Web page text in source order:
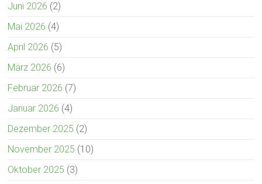
Juni 2026 (2)
Mai 2026 (4)
April 2026 (5)
März 2026 (6)
Februar 2026 (7)
Januar 2026 (4)
Dezember 2025 (2)
November 2025 (10)
Oktober 2025 (3)